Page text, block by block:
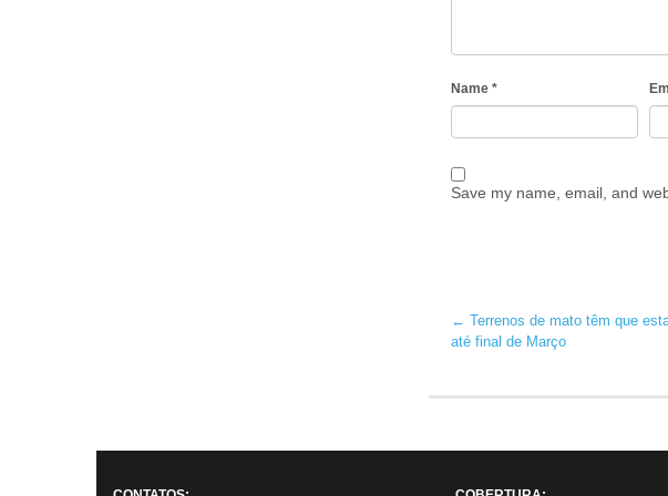
Name *
Save my name, email, and
← Terrenos de mato têm que
até final de Março